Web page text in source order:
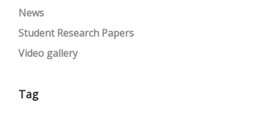
News
Student Research Papers
Video gallery
Tag